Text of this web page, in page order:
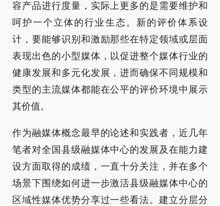
容产品进行度量，实际上更多的是需要维护和
呵护一个立体的行业生态。新的评价体系设
计，要能够识别和激励那些在特定领域或层面
表现出色的小型媒体，以促进整个媒体行业的
健康发展和多元化发展，进而确保不同规模和
类型的主流媒体都能在公平的评价环境中展示
其价值。
作为融媒体概念最早的论述和实践者，近几年
笔者对全国县级融媒体中心的发展及在能力建
设方面取得的成绩，一直十分关注，并在多个
场景下围绕如何进一步激活县级融媒体中心的
区域性媒体优势分享过一些看法。建立分层分